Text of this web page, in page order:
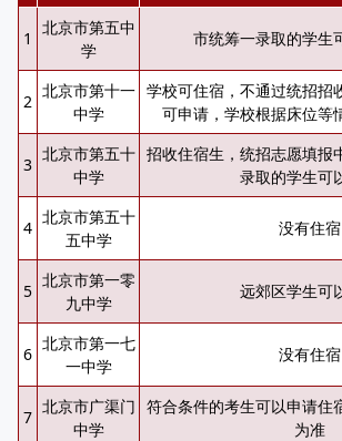
1
北京市第五中
学
市统筹一录取的学生
2
北京市第十一
中学
学校可住宿，不通过统招招
可申请，学校根据床位等
3
北京市第五十
中学
招收住宿生，统招志愿填报
录取的学生可
4
北京市第五十
五中学
没有住宿
5
北京市第一零
九中学
远郊区学生可
6
北京市第一七
一中学
没有住宿
7
北京市广渠门
中学
符合条件的考生可以申请住
为准